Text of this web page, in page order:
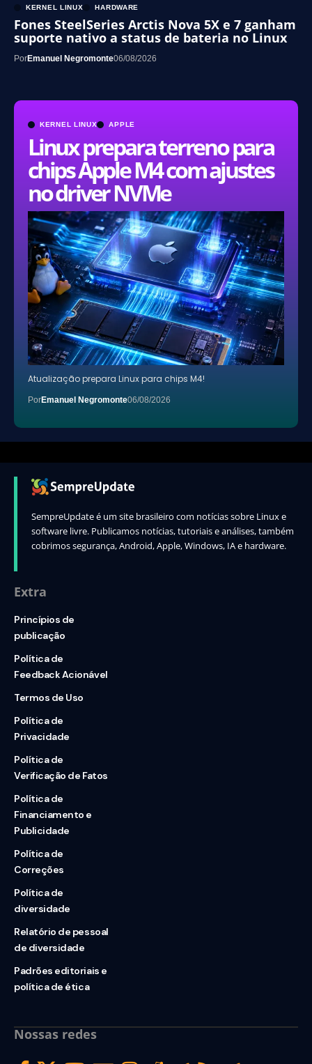
KERNEL LINUX APPLE
Linux prepara terreno para
chips Apple M4 com ajustes
no driver NVMe
Atualização prepara Linux para chips M4!
PorEmanuel Negromonte06/08/2026
KERNEL LINUX HARDWARE
Fones SteelSeries Arctis Nova 5X e 7 ganham
suporte nativo a status de bateria no Linux
PorEmanuel Negromonte06/08/2026
SempreUpdate é um site brasileiro com notícias sobre Linux e
software livre. Publicamos notícias, tutoriais e análises, também
cobrimos segurança, Android, Apple, Windows, IA e hardware.
Extra
Princípios de
publicação
Política de
Feedback Acionável
Termos de Uso
Política de
Privacidade
Política de
Verificação de Fatos
Política de
Financiamento e
Publicidade
Política de
Correções
Política de
diversidade
Relatório de pessoal
de diversidade
Padrões editoriais e
política de ética
Nossas redes